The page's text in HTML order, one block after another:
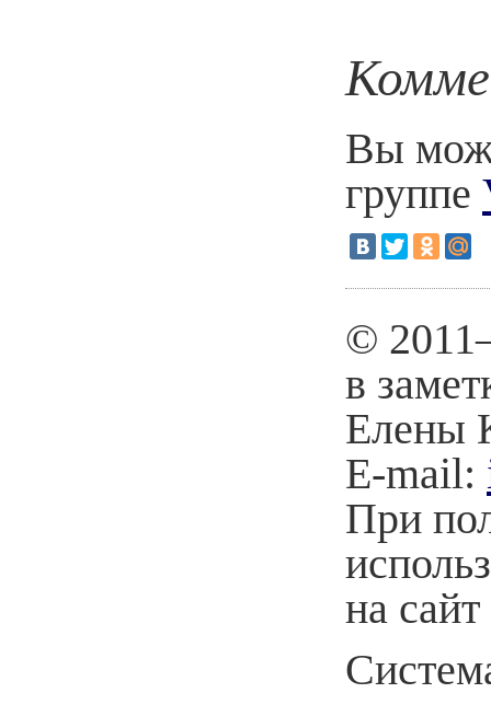
Вы
группе
©
в
Елены
E-mail:
При
на сайт